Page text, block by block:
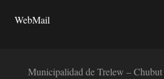
WebMail
Municipalidad de Trelew –